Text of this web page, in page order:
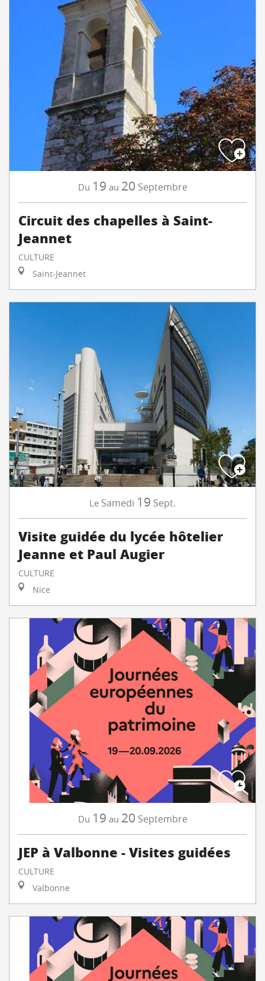
Du 19 au 20 Septembre
Circuit des chapelles à Saint-
Jeannet
CULTURE
Saint-Jeannet
Le Samedi 19 Sept.
Visite guidée du lycée hôtelier
Jeanne et Paul Augier
CULTURE
Nice
Du 19 au 20 Septembre
JEP à Valbonne - Visites guidées
CULTURE
Valbonne